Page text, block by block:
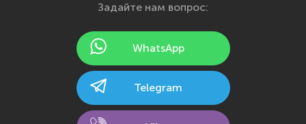
Йошкар-Ола
Калининград
Кемерово
Задайте нам вопрос:
WhatsApp
Telegram